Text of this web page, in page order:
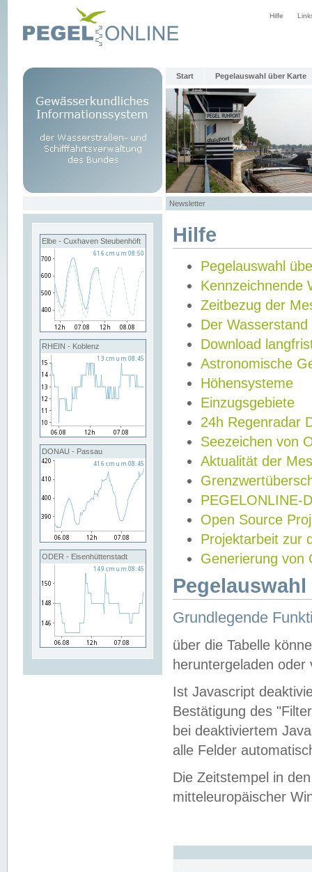
Hilfe
Start Pegelauswahl über Karte
Newsletter
Elbe - Cuxhaven Steubenhöft
RHEIN - Koblenz
DONAU - Passau
ODER - Eisenhüttenstadt
Hilfe
Pegelauswahl
Kennzeichnende
Zeitbezug der
Der Wasserstand
Download
Astronomische
Höhensysteme
Einzugsgebiete
24h Regenradar
Seezeichen von
Aktualität der
PEGELONLINE-
Open Source
Projektarbeit zur
Generierung von
Grundlegende
über die Tabelle
heruntergeladen oder
Ist Javascript
Bestätigung des
bei deaktiviertem
alle Felder
Die Zeitstempel in
mitteleuropäischer